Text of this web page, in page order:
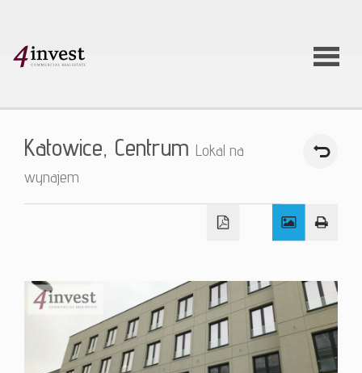
O firmie
Oferty
Katowice, Centrum Lokal na
wynajem